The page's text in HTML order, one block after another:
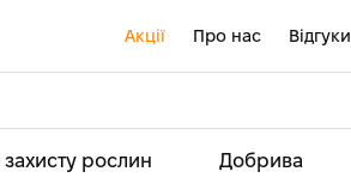
Акції Про нас Відгуки
рослин Добрива